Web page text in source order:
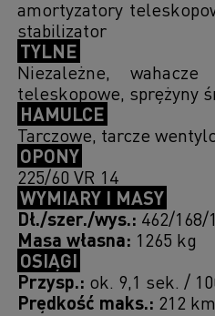
amortyzatory
stabilizator
TYLNE
Niezależne,
teleskopowe, sprężyny
HAMULCE
Tarczowe, tarcze
OPONY
225/60 VR 14
WYMIARY I MASY
Dł./szer./wys.: 462/168/
Masa własna: 1265 kg
OSIĄGI
Przysp.: ok. 9,1 sek. /
Prędkość maks.: 212